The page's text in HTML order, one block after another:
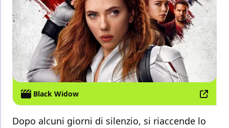
Black Widow
Dopo alcuni giorni di silenzio, si riaccende lo